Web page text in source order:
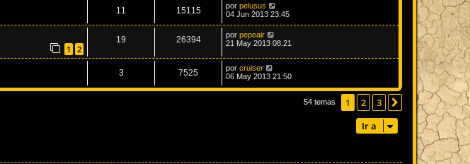
11 15115 por pelusus
04 Jun 2013 23:45
1 2
19 26394 por pepeair
21 May 2013 08:21
3 7525 por cruiser
06 May 2013 21:50
54 temas 1 2 3 Siguiente
Ir a